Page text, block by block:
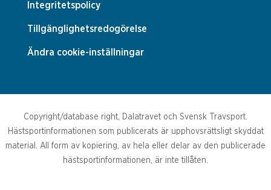
Integritetspolicy
Tillgänglighetsredogörelse
Ändra cookie-inställningar
Copyright/database right, Dalatravet och Svensk Travsport.
Hästsportinformationen som publicerats är upphovsrättsligt skyddat
material. All form av kopiering, av hela eller delar av den publicerade
hästsportinformationen, är inte tillåten.